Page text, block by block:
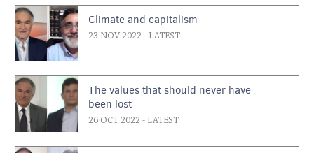
Climate and capitalism
23 NOV 2022 - LATEST
The values that should never have
been lost
26 OCT 2022 - LATEST